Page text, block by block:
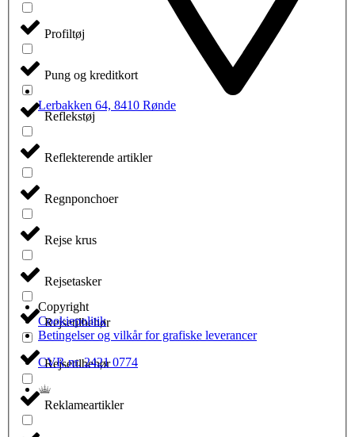
Profiltøj
Pung og kreditkort
Reflekstøj
Reflekterende artikler
Regnponchoer
Rejse krus
Rejsetasker
Rejsetilbehør
Rejsetilbehør
Reklameartikler
Lerbakken 64, 8410 Rønde
Copyright
Cookiepolitik
Betingelser og vilkår for grafiske leverancer
CVR nr. 2421 0774